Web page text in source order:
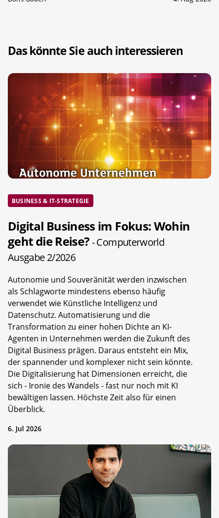
Das könnte Sie auch interessieren
BUSINESS & IT-STRATEGIE
Digital Business im Fokus: Wohin
geht die Reise?- Computerworld
Ausgabe 2/2026
Autonomie und Souveränität werden inzwischen
als Schlagworte mindestens ebenso häufig
verwendet wie Künstliche Intelligenz und
Datenschutz. Automatisierung und die
Transformation zu einer hohen Dichte an KI-
Agenten in Unternehmen werden die Zukunft des
Digital Business prägen. Daraus entsteht ein Mix,
der spannender und komplexer nicht sein könnte.
Die Digitalisierung hat Dimensionen erreicht, die
sich - Ironie des Wandels - fast nur noch mit KI
bewältigen lassen. Höchste Zeit also für einen
Überblick.
6. Jul 2026